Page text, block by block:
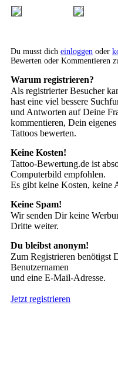
Du musst dich einloggen oder
Bewerten oder Kommentieren
Warum registrieren?
Als registrierter Besucher
hast eine viel bessere
und Antworten auf Deine
kommentieren, Dein
Tattoos bewerten.
Keine Kosten!
Tattoo-Bewertung.de ist
Computerbild empfohlen.
Es gibt keine Kosten, keine
Keine Spam!
Wir senden Dir keine
Dritte weiter.
Du bleibst anonym!
Zum Registrieren benötigst
Benutzernamen
und eine E-Mail-Adresse.
Jetzt registrieren